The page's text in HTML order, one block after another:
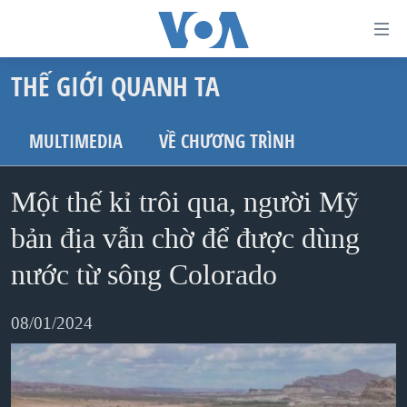
dẫn
truy
cập
dung
chính
Tới
hướng
chính
Đi
TRANG CHỦ
VIỆT NAM
HOA KỲ
BIỂN ĐÔNG
THẾ GIỚI
BLOG
MỤC
TỰ DO BÁO CHÍ
VẠCH TRẦN TIN GIẢ
CHUYÊN ĐỀ
CHIẾN TRANH THƯƠNG MẠI CỦA MỸ: QUÁ KHỨ VÀ HIỆN
HỌC TIẾNG ANH
THẾ GIỚI QUANH TA
MULTIMEDIA VỀ CHƯƠNG TRÌNH
Một thế kỉ trôi qua, người Mỹ
bản địa vẫn chờ để được dùng
nước từ sông Colorado
08/01/2024